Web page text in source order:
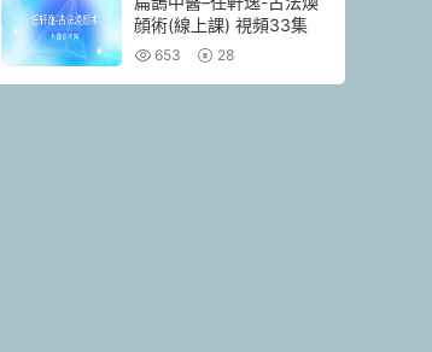
顔術(線上課) 視頻33集
653 28